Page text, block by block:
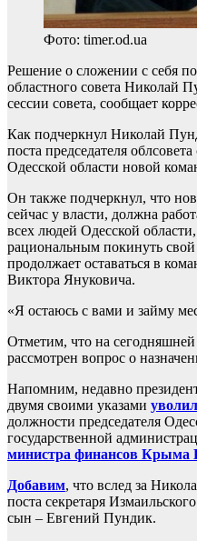
Фото: timer.od.ua
Решение о сложении с себя
областного совета Николай
сессии совета, сообщает
Как подчеркнул Николай
поста председателя
Одесской области новой
Он также подчеркнул, что
сейчас у власти, должна
всех людей Одесской
рациональным покинуть
продолжает оставаться в
Виктора Януковича.
«Я остаюсь с вами и займу
Отметим, что на сегодняшней
рассмотрен вопрос о
Напомним, недавно
двумя своими указами
должности председателя
государственной
министра финансов Крыма
Добавим, что вслед за
поста секретаря
сын – Евгений Пундик.